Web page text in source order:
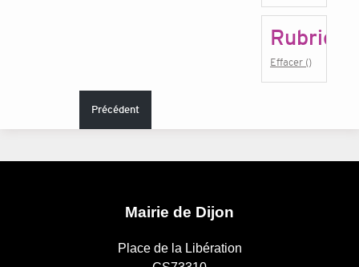
Rubrique
Effacer ()
Précédent
Mairie de Dijon
Place de la Libération